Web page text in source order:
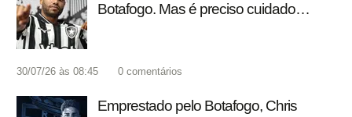
Botafogo. Mas é preciso cuidado…
30/07/26 às 08:45 0 comentários
Emprestado pelo Botafogo, Chris